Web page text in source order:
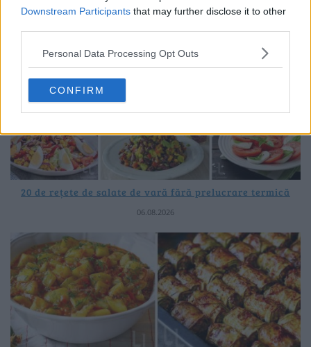
Downstream Participants that may further disclose it to other
Personal Data Processing Opt Outs
CONFIRM
20 de rețete de salate de vară fără prelucrare termică
06.08.2026